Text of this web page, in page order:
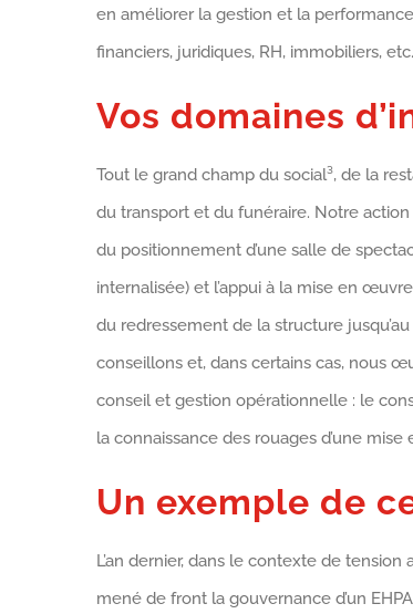
en améliorer la gestion et la
financiers, juridiques, RH, immobiliers, etc.
Vos domaines
Tout le grand champ du social³, de la
du transport et du funéraire. Notre action
du positionnement d’une salle de
internalisée) et l’appui à la mise en
du redressement de la structure
conseillons et, dans certains cas, nous
conseil et gestion opérationnelle : le
la connaissance des rouages d’une
Un exemple de
L’an dernier, dans le contexte de
mené de front la gouvernance d’un